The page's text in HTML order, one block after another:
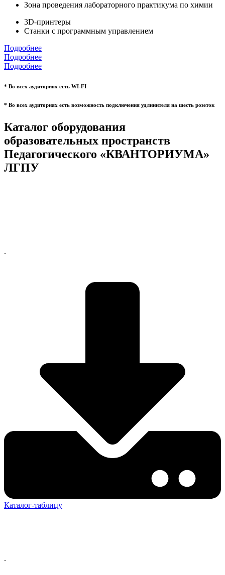
Зона проведения лабораторного практикума по химии
3D-принтеры
Станки с программным управлением
Подробнее
Подробнее
Подробнее
* Во всех аудиториях есть WI-FI
* Во всех аудиториях есть возможность подключения удлинителя на шесть розеток
Каталог оборудования
образовательных пространств
Педагогического «КВАНТОРИУМА»
ЛГПУ
.
Каталог-таблицу
.